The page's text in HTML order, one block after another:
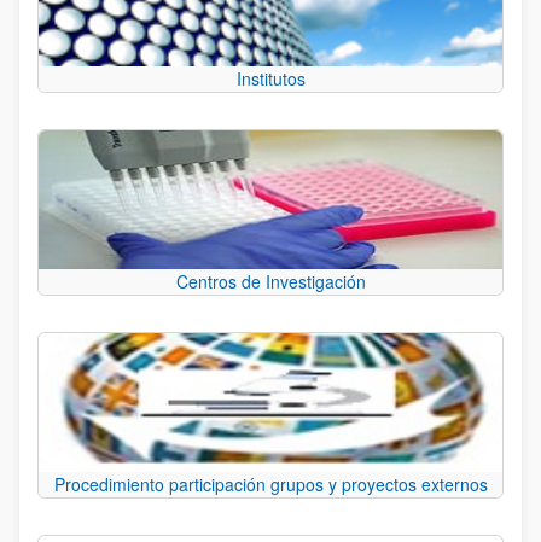
Institutos
Centros de Investigación
Procedimiento participación grupos y proyectos externos